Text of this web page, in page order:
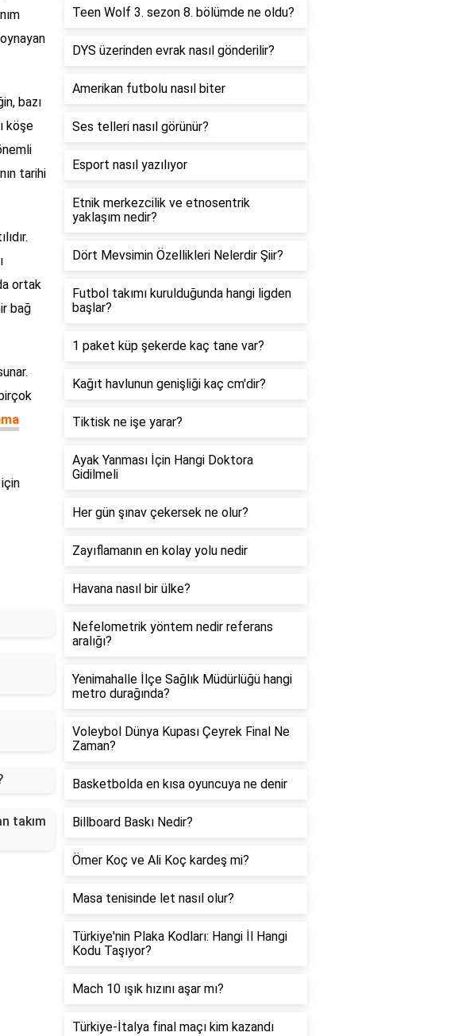
bazı
köşe
tarihi
ortak
bağ
takım
Teen Wolf 3. sezon 8. bölümde ne oldu?
DYS üzerinden evrak nasıl gönderilir?
Amerikan futbolu nasıl biter
Ses telleri nasıl görünür?
Esport nasıl yazılıyor
Etnik merkezcilik ve etnosentrik
yaklaşım nedir?
Dört Mevsimin Özellikleri Nelerdir Şiir?
Futbol takımı kurulduğunda hangi ligden
başlar?
1 paket küp şekerde kaç tane var?
Kağıt havlunun genişliği kaç cm'dir?
Tiktisk ne işe yarar?
Ayak Yanması İçin Hangi Doktora
Gidilmeli
Her gün şınav çekersek ne olur?
Zayıflamanın en kolay yolu nedir
Havana nasıl bir ülke?
Nefelometrik yöntem nedir referans
aralığı?
Yenimahalle İlçe Sağlık Müdürlüğü hangi
metro durağında?
Voleybol Dünya Kupası Çeyrek Final Ne
Zaman?
Basketbolda en kısa oyuncuya ne denir
Billboard Baskı Nedir?
Ömer Koç ve Ali Koç kardeş mi?
Masa tenisinde let nasıl olur?
Türkiye'nin Plaka Kodları: Hangi İl Hangi
Kodu Taşıyor?
Mach 10 ışık hızını aşar mı?
Türkiye-İtalya final maçı kim kazandı